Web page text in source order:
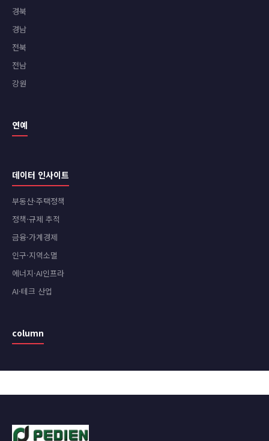
경북
경남
전북
전남
강원
연예
데이터 인사이트
부동산·주택정책
정책·규제 추적
금융·가계경제
인구·지역소멸
에너지·AI인프라
AI·테크 산업
column